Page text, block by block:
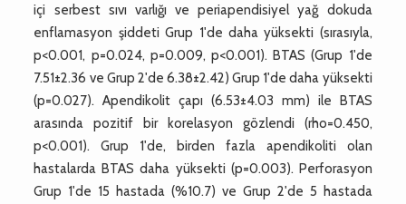
içi serbest sıvı varlığı ve periapendisiyel yağ dokuda
enflamasyon şiddeti Grup 1'de daha yüksekti (sırasıyla,
p<0.001, p=0.024, p=0.009, p<0.001). BTAS (Grup 1'de
7.51±2.36 ve Grup 2'de 6.38±2.42) Grup 1'de daha yüksekti
(p=0.027). Apendikolit çapı (6.53±4.03 mm) ile BTAS
arasında pozitif bir korelasyon gözlendi (rho=0.450,
p<0.001). Grup 1'de, birden fazla apendikoliti olan
hastalarda BTAS daha yüksekti (p=0.003). Perforasyon
Grup 1'de 15 hastada (%10.7) ve Grup 2'de 5 hastada